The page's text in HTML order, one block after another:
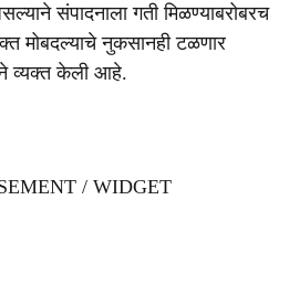
संपादनाला गती मिळण्याबरोबरच
मोबदल्याचे नुकसानही टळणार
व्यक्त केली आहे.
/ WIDGET